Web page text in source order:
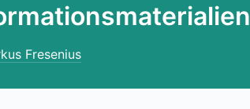
Fresenius